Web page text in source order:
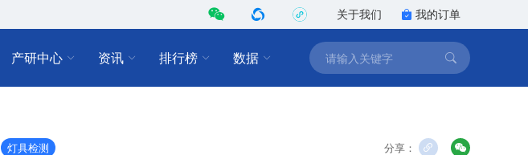
关于我们 我的订单
产研中心 资讯 排行榜 数据
灯具检测 分享：